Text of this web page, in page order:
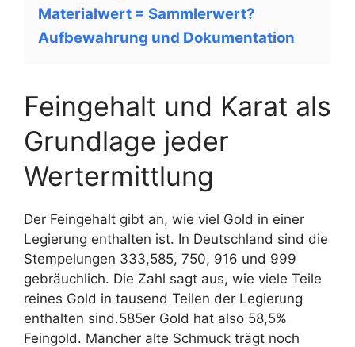
Materialwert = Sammlerwert?
Aufbewahrung und Dokumentation
Feingehalt und Karat als
Grundlage jeder
Wertermittlung
Der Feingehalt gibt an, wie viel Gold in einer
Legierung enthalten ist. In Deutschland sind die
Stempelungen 333,585, 750, 916 und 999
gebräuchlich. Die Zahl sagt aus, wie viele Teile
reines Gold in tausend Teilen der Legierung
enthalten sind.585er Gold hat also 58,5%
Feingold. Mancher alte Schmuck trägt noch